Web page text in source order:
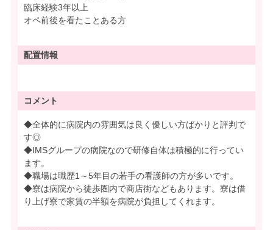
臨床経験3年以上
オペ前後を看たことある方
配置情報
コメント
◆全体的に病院内の雰囲気は良く優しい方ばかりと評判で
す◎
◆IMSグループの病院なので研修自体は積極的に行ってい
ます。
◆職場は職歴1～5年目の若手の看護師の方が多いです。
◆寮は病院から徒歩圏内で商店街などもあります。寮は借
り上げ寮で家賃の半額を病院が負担してくれます。